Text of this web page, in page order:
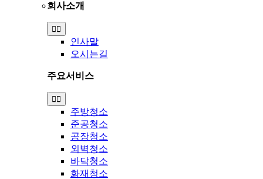
회사소개
Toggle
Navigation
인사말
오시는길
주요서비스
Toggle
Navigation
주방청소
준공청소
공장청소
외벽청소
바닥청소
화재청소